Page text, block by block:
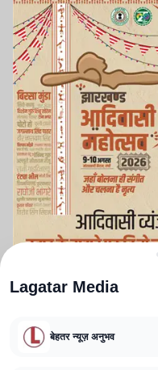
Lagatar Media
बेहतर न्यूज़ अनुभव